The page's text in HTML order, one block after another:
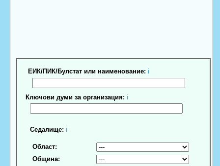
ЕИК/ПИК/Булстат или наименование: ℹ
Ключови думи за организация: ℹ
Седалище: ℹ
Област:
Община: